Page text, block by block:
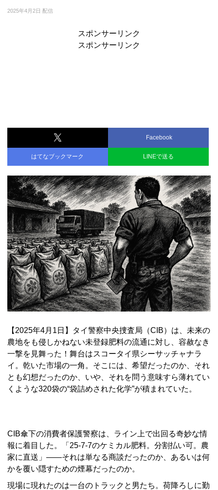
2025年4月2日 配信
スポンサーリンク
スポンサーリンク
Facebook
はてなブックマーク LINEで送る
【2025年4月1日】タイ警察中央捜査局（CIB）は、未来の
農地をも侵しかねない未登録肥料の流通に対し、容赦なき
一撃を見舞った！舞台はスコータイ県シーサッチャナラ
イ。乾いた市場の一角。そこには、希望だったのか、それ
とも幻想だったのか、いや、それを問う意味すら薄れてい
くような320袋の“袋詰めされた化学”が積まれていた。
CIB傘下の消費者保護警察は、ライン上で出回る奇妙な情
報に着目した。「25-7-7のケミカル肥料。分割払い可。農
家に直送」――それは単なる商談だったのか、あるいは何
かを覆い隠すための煙幕だったのか。
現場に現れたのは一台のトラックと男たち。荷降ろしに勤